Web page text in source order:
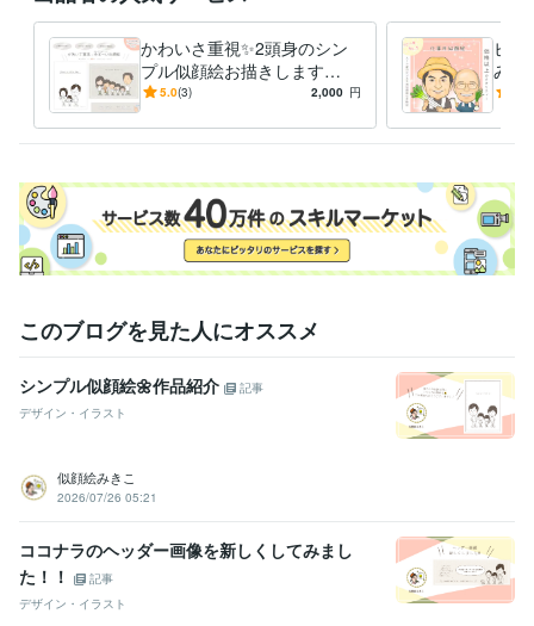
事務・ビジネスサポート / 事務（一般事務）
事務・ビジネスサポート / 文字起こし・データ入力 経験年数 : 1年
ライフスタイル・その他 / 美容師・ネイリスト・美容家
経験年数 : 3
似顔絵みきこ 2023年2月 ~ 現在
受賞歴
ココナラ【出品者ランク】レギュラー入り ココナラ【出品者ラン
ク】ブロンズ入り ココナラ【出品者ランク】シルバー入り ココナラ
【出品者ランク】ゴールド入り ココナラ【出品者ランク】プラチナ
✨ お絵かきムービークリエイター®︎認定証受賞 お絵かきムービーク
Canva:2年ibisPaint:5年
得意分野
デザイン制作
チラシ作成 パンフレット作成
かわいさ重視✨2頭身のシン
プル似顔絵お描きします
【先着5名様限定特別価格】
大集合✨
5.0(3) 2,000 円
ビジ
みの
家さ
このブログを見た人にオススメ
シンプル似顔絵🌼作品紹介
記事
デザイン・イラスト
似顔絵みきこ
2026/07/26 05:21
ココナラのヘッダー画像を新しくしてみまし
た！！
記事
デザイン・イラスト